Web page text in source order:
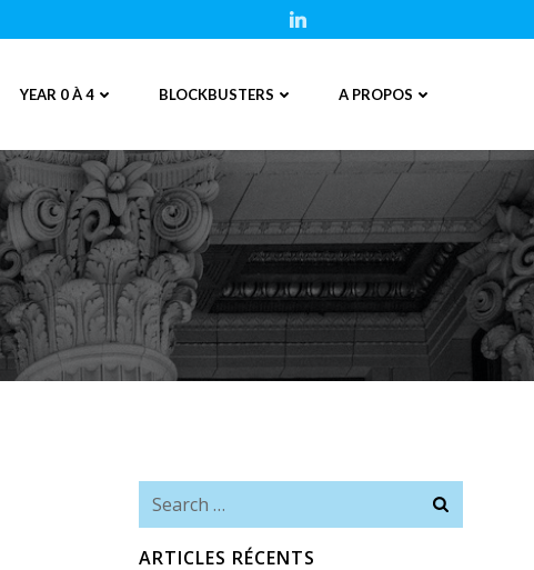
YEAR 0 À 4 BLOCKBUSTERS A PROPOS
Search
ARTICLES RÉCENTS